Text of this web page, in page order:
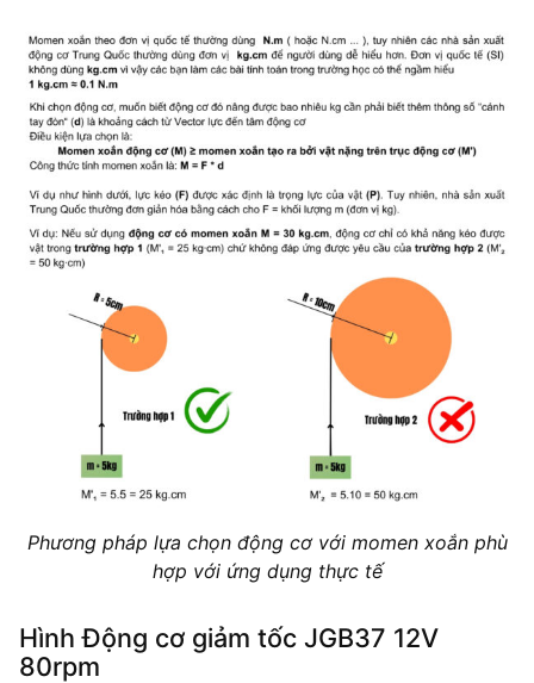
Phương pháp lựa chọn động cơ với momen xoắn phù
hợp với ứng dụng thực tế
Hình Động cơ giảm tốc JGB37 12V
80rpm